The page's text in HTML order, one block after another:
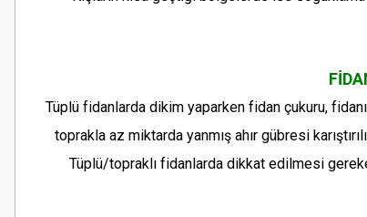
Tüplü fidanlarda dikim yaparken fidan çukuru,
toprakla az miktarda yanmış ahır gübresi
Tüplü/topraklı fidanlarda dikkat edilmesi